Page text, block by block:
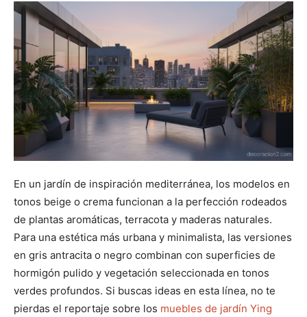
En un jardín de inspiración mediterránea, los modelos en
tonos beige o crema funcionan a la perfección rodeados
de plantas aromáticas, terracota y maderas naturales.
Para una estética más urbana y minimalista, las versiones
en gris antracita o negro combinan con superficies de
hormigón pulido y vegetación seleccionada en tonos
verdes profundos. Si buscas ideas en esta línea, no te
pierdas el reportaje sobre los muebles de jardín Ying